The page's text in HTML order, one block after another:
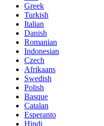
Greek
Turkish
Italian
Danish
Romanian
Indonesian
Czech
Afrikaans
Swedish
Polish
Basque
Catalan
Esperanto
Hindi